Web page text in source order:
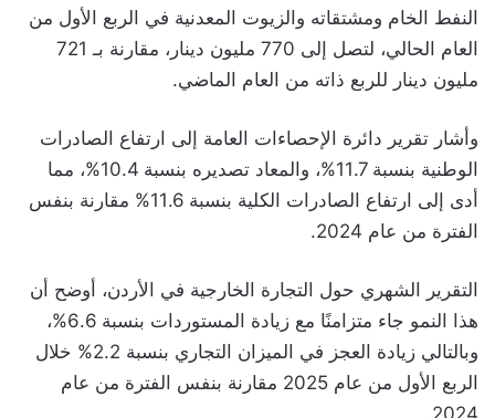
النفط الخام ومشتقاته والزيوت المعدنية في الربع الأول من
العام الحالي، لتصل إلى 770 مليون دينار، مقارنة بـ 721
مليون دينار للربع ذاته من العام الماضي.
وأشار تقرير دائرة الإحصاءات العامة إلى ارتفاع الصادرات
الوطنية بنسبة 11.7%، والمعاد تصديره بنسبة 10.4%، مما
أدى إلى ارتفاع الصادرات الكلية بنسبة 11.6% مقارنة بنفس
الفترة من عام 2024.
التقرير الشهري حول التجارة الخارجية في الأردن، أوضح أن
هذا النمو جاء متزامنًا مع زيادة المستوردات بنسبة 6.6%،
وبالتالي زيادة العجز في الميزان التجاري بنسبة 2.2% خلال
الربع الأول من عام 2025 مقارنة بنفس الفترة من عام